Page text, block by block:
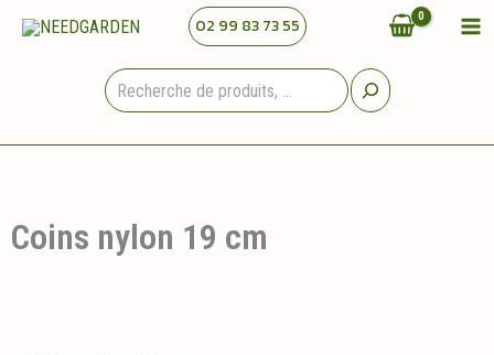
02 99 83 73 55
Coins nylon 19 cm